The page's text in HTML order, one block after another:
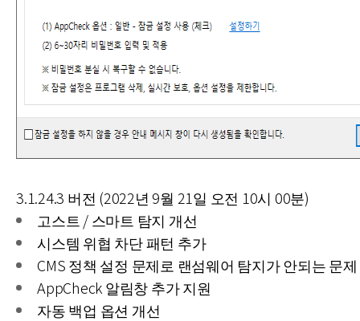
3.1.24.3 버전 (2022년 9월 21일 오전 10시 00분)
고스트 / 스마트 탐지 개선
시스템 위협 차단 패턴 추가
CMS 정책 설정 문제로 랜섬웨어 탐지가 안되는 문
AppCheck 알림창 추가 지원
자동 백업 옵션 개선